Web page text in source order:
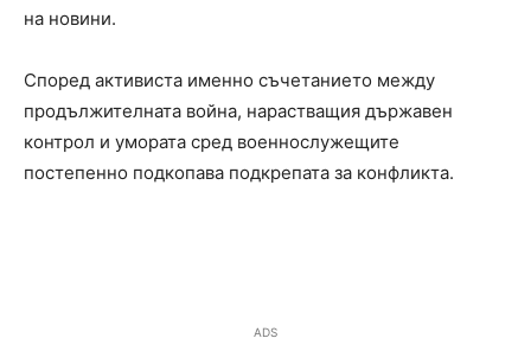
на новини.
Според активиста именно съчетанието между
продължителната война, нарастващия държавен
контрол и умората сред военнослужещите
постепенно подкопава подкрепата за конфликта.
ADS